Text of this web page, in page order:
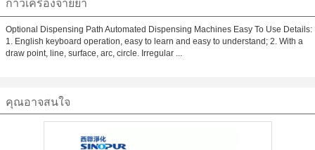
กาวเครื่องจ่ายยา
Optional Dispensing Path Automated Dispensing Machines Easy To Use Details:
1. English keyboard operation, easy to learn and easy to understand; 2. With a
draw point, line, surface, arc, circle. Irregular ...
คุณอาจสนใจ